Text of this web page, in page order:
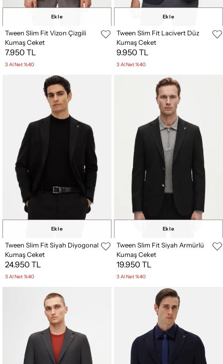
Ekle
Tween Slim Fit Vizon Çizgili
Kumaş Ceket
7.950 TL
3 Al Net %40
Ekle
Tween Slim Fit Lacivert Düz
Kumaş Ceket
9.950 TL
3 Al Net %40
Ekle
Tween Slim Fit Siyah Diyogonal
Kumaş Ceket
24.950 TL
3 Al Net %40
Ekle
Tween Slim Fit Siyah Armürlü
Kumaş Ceket
19.950 TL
3 Al Net %40